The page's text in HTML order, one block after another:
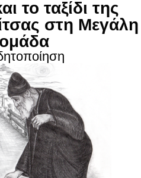
το ταξίδι της
στη Μεγάλη